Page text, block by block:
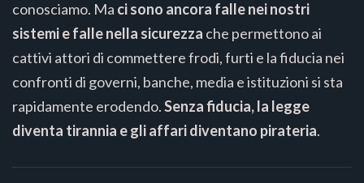
conosciamo. Ma ci sono ancora falle nei nostri
sistemi e falle nella sicurezza che permettono ai
cattivi attori di commettere frodi, furti e la fiducia nei
confronti di governi, banche, media e istituzioni si sta
rapidamente erodendo.Senza fiducia, la legge
diventa tirannia e gli affari diventano pirateria.